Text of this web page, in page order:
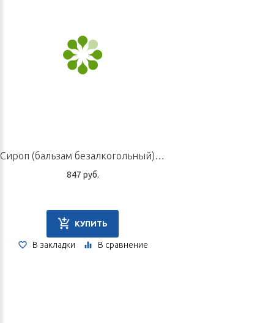
Сироп (бальзам безалкогольный) «Егорий V», 220 мл
847 руб.
КУПИТЬ
В закладки В сравнение